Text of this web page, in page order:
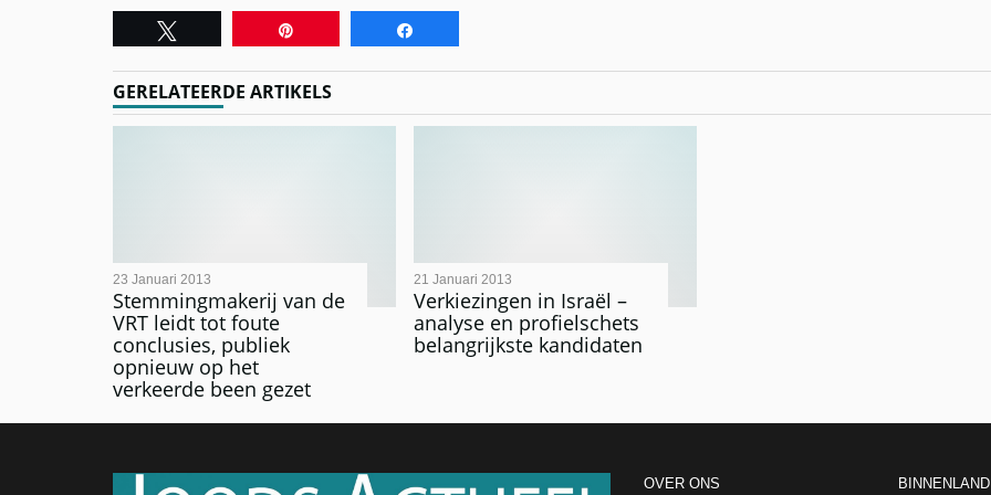
GERELATEERDE ARTIKELS
Stemmingmakerij van de
VRT leidt tot foute
conclusies, publiek
opnieuw op het
verkeerde been gezet
23 Januari 2013
Verkiezingen in Israël –
analyse en profielschets
belangrijkste kandidaten
21 Januari 2013
OVER ONS BINNENLAND